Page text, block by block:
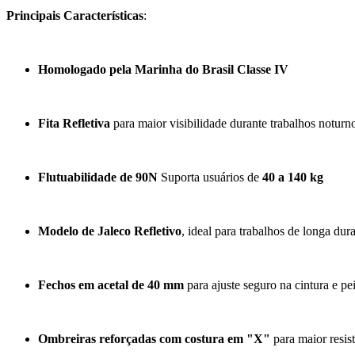
Principais Características:
Homologado pela Marinha do Brasil Classe IV
Fita Refletiva para maior visibilidade durante trabalhos
Flutuabilidade de 90N Suporta usuários de 40 a 140 kg
Modelo de Jaleco Refletivo, ideal para trabalhos de longa
Fechos em acetal de 40 mm para ajuste seguro na cintura e
Ombreiras reforçadas com costura em "X" para maior